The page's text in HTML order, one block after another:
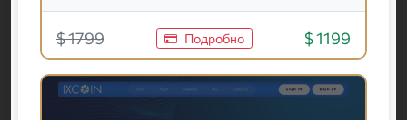
$ 1799 Подробно $ 1199